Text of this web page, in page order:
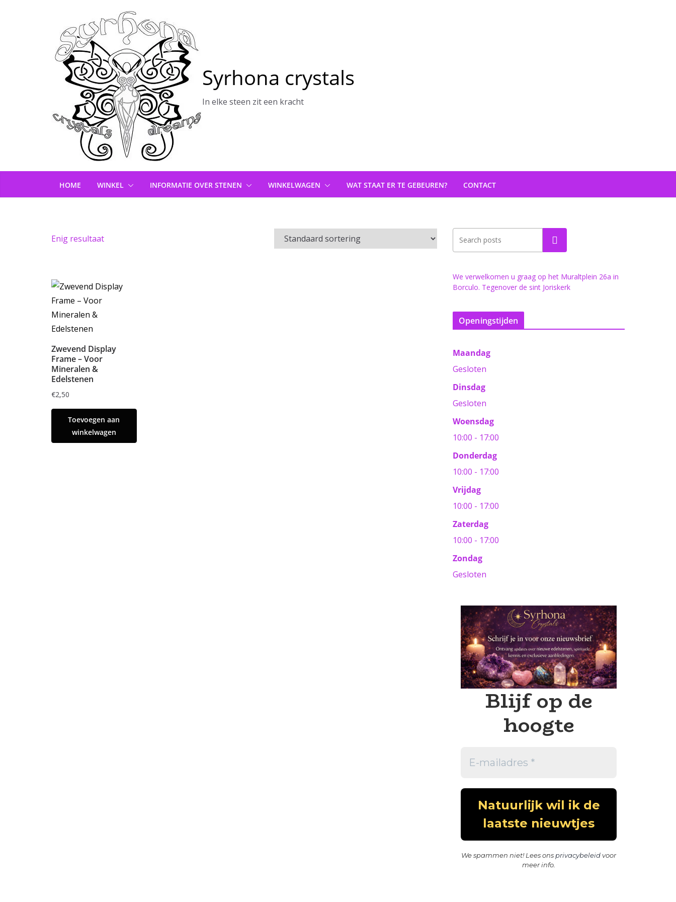
Syrhona crystals
In elke steen zit een kracht
HOME WINKEL INFORMATIE OVER STENEN WINKELWAGEN WAT STAAT ER TE GEBEUREN? CONTACT
Enig resultaat
Zwevend Display
Frame – Voor
Mineralen &
Edelstenen
€2,50
Toevoegen aan
winkelwagen
Zoeken
We verwelkomen u graag op het Muraltplein 26a in
Borculo. Tegenover de sint Joriskerk
Openingstijden
Maandag
Gesloten
Dinsdag
Gesloten
Woensdag
10:00 - 17:00
Donderdag
10:00 - 17:00
Vrijdag
10:00 - 17:00
Zaterdag
10:00 - 17:00
Zondag
Gesloten
Blijf op de
hoogte
We spammen niet! Lees ons privacybeleidvoor
meer info.